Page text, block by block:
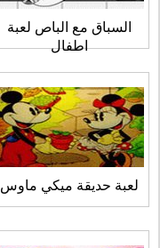
السباق مع الباص لعبة
اطفال
لعبة حديقة ميكي ماوس